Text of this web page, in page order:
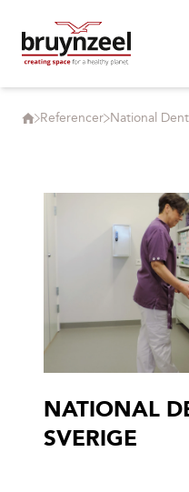
Referencer National
NATIONAL
SVERIGE